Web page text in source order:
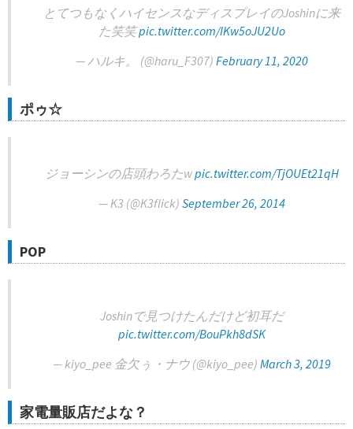
とてつもなくハイセンスなディスプレイのJoshinに来
た笑笑pic.twitter.com/IKw5oJU2Uo
— ハルキ。 (@haru_F307) February 11, 2020
ポゥ☆
ジョーシンの店頭わろたwpic.twitter.com/TjOUEt21qH
— K3 (@K3flick) September 26, 2014
POP
Joshinで見つけたんだけど初耳だ
pic.twitter.com/BouPkh8dSK
— kiyo_pee 金欠ぅ・ナウ (@kiyo_pee) March 3, 2019
家電量販店だよな？